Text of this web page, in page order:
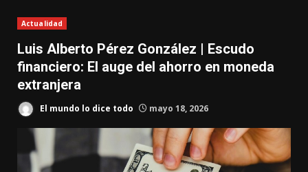
Actualidad
Luis Alberto Pérez González | Escudo
financiero: El auge del ahorro en moneda
extranjera
El mundo lo dice todo mayo 18, 2026